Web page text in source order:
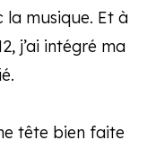
musique. Et à
j’ai intégré ma
tête bien faite